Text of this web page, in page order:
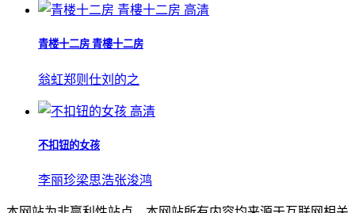
高清
青楼十二房 青樓十二房
翁虹郑则仕刘的之
高清
不扣钮的女孩
李丽珍梁思浩张浚鸿